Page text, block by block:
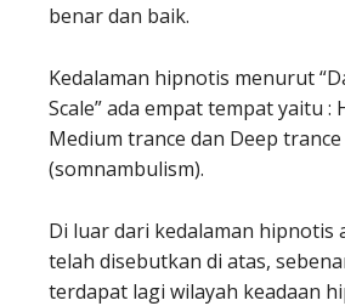
benar dan baik.
Kedalaman hipnotis menurut
Scale” ada empat tempat yaitu :
Medium trance dan Deep trance
(somnambulism).
Di luar dari kedalaman hipnotis
telah disebutkan di atas,
terdapat lagi wilayah keadaan